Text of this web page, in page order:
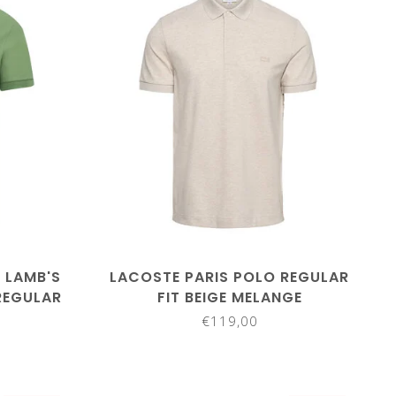
maat10/5XL
LACOSTE PARIS POLO REGULAR
FIT BEIGE MELANGE
€119,00